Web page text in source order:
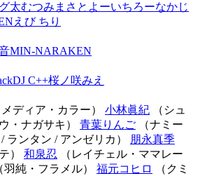
太むつみまさと よーいちろーなかじ
えび ちり
MIN-NARAKEN
DJ C++桜ノ咲みえ
メディア・カラー） 小林眞紀 （シュ
・ナガサキ） 青葉りんご （ナミー
ランタン / アンゼリカ） 朋永真季
） 和泉忍 （レイチェル・ママレー
羽純・フラメル） 福元コヒロ
（クミ